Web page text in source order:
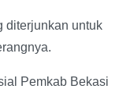
diterjunkan untuk
Pemkab Bekasi